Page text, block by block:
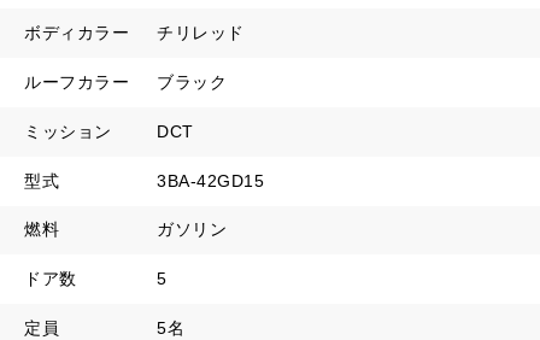
ボディカラー チリレッド
ルーフカラー ブラック
ミッション DCT
型式 3BA-42GD15
燃料 ガソリン
ドア数 5
定員 5名